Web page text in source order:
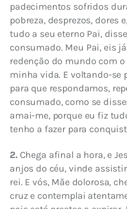
padecimentos sofridos
pobreza, desprezos, dores
tudo a seu eterno Pai,
consumado. Meu Pai, eis
redenção do mundo com
minha vida. E voltando-se
para que respondamos,
consumado, como se
amai-me, porque eu fiz
tenho a fazer para
2. Chega afinal a hora, e
anjos do céu, vinde
rei. E vós, Mãe dolorosa,
cruz e contemplai